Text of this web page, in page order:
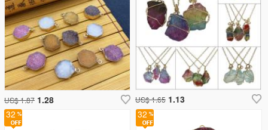
32
US$ 1.87 1.28 US$ 1.65 1.13
32